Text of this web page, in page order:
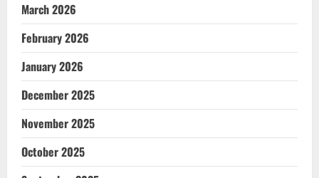
March 2026
February 2026
January 2026
December 2025
November 2025
October 2025